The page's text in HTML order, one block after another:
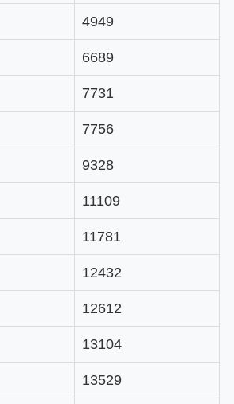
4949
6689
7731
7756
9328
11109
11781
12432
12612
13104
13529